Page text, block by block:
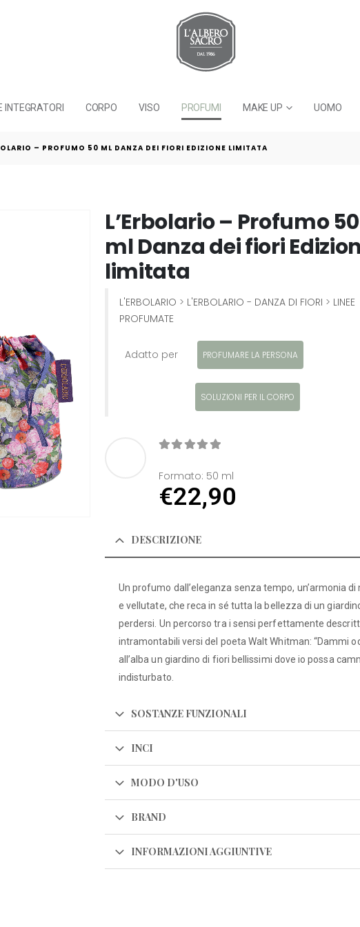
INTEGRATORI CORPO VISO PROFUMI MAKE UP UOMO
– PROFUMO 50 ML DANZA DEI FIORI EDIZIONE LIMITATA
L’Erbolario – Profumo 50
ml Danza dei fiori
limitata
L'ERBOLARIO > L'ERBOLARIO - DANZA DI FIORI > LINEE
PROFUMATE
Adatto per PROFUMARE LA PERSONA
SOLUZIONI PER IL CORPO
Formato: 50 ml
€22,90
DESCRIZIONE
Un profumo dall’eleganza senza tempo, un’armonia
e vellutate, che reca in sé tutta la bellezza di un
perdersi. Un percorso tra i sensi perfettamente
intramontabili versi del poeta Walt Whitman: “Dammi
all’alba un giardino di fiori bellissimi dove io possa
indisturbato.
SOSTANZE FUNZIONALI
INCI
MODO D'USO
BRAND
INFORMAZIONI AGGIUNTIVE